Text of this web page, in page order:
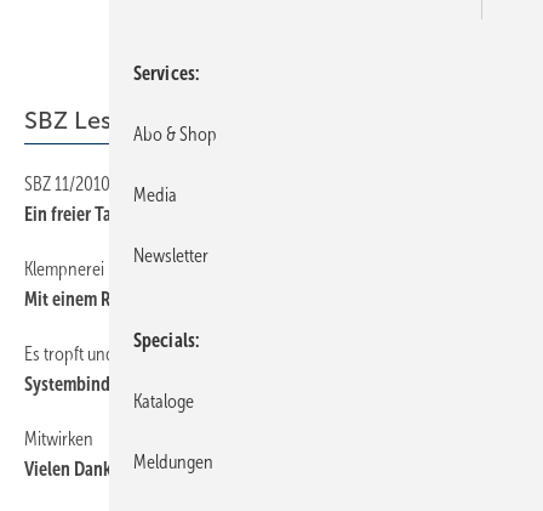
SBZ Leserforum
SBZ 11/2010
Ein freier Tag — aus dem Leben einer Meisterfrau
Klempnerei
Mit einem Rohr kann das ja jeder...!
Es tropft und tropft und ...
Systembindung aufgehoben
Mitwirken
Vielen Dank für ­ Ihre Leserbriefe
Services
Abo & Shop
Media
Newsletter
Specials
Kataloge
Meldungen